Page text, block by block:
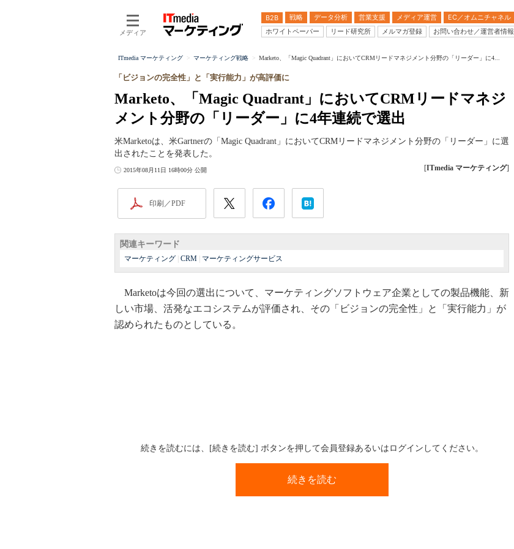
メディア
B2B 戦略 データ分析 営業支援 メディア運営 EC／オムニチャネル
ホワイトペーパー
リード研究所 メルマガ登録 お問い合わせ／運営者情報
ITmedia マーケティング マーケティング戦略 Marketo、「Magic Quadrant」においてCRMリードマネジメント分野の「リーダー」に4...
Marketo、「Magic Quadrant」においてCRMリードマネジ
メント分野の「リーダー」に4年連続で選出
「ビジョンの完全性」と「実行能力」が高評価に
米Marketoは、米Gartnerの「Magic Quadrant」においてCRMリードマネジメント分野の「リーダー」に選
出されたことを発表した。
2015年08月11日 16時00分 公開 [ITmedia マーケティング]
印刷／PDF
関連キーワード
マーケティング CRM マーケティングサービス
Marketoは今回の選出について、マーケティングソフトウェア企業としての製品機能、新
しい市場、活発なエコシステムが評価され、その「ビジョンの完全性」と「実行能力」が
認められたものとしている。
続きを読むには、[続きを読む] ボタンを押して会員登録あるいはログインしてください。
続きを読む